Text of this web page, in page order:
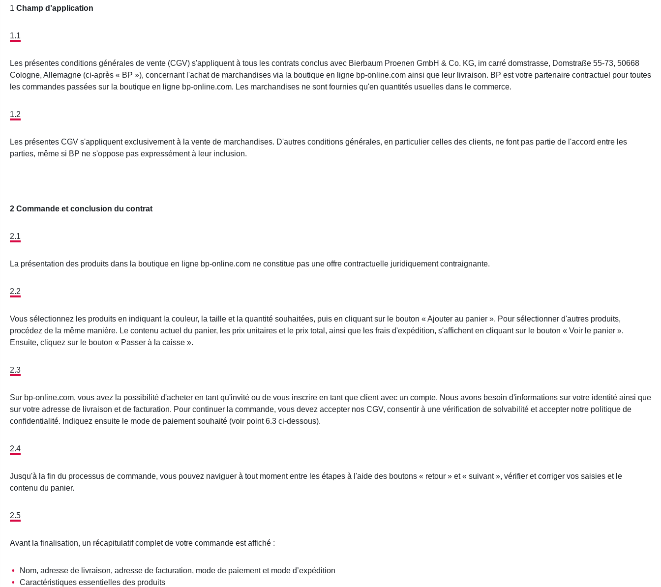
1 Champ d’application
1.1
Les présentes conditions générales de vente (CGV) s'appliquent à tous les contrats conclus avec Bierbaum Proenen GmbH & Co. KG, im carré domstrasse, Domstraße 55-73, 50668
Cologne, Allemagne (ci-après « BP »), concernant l'achat de marchandises via la boutique en ligne bp-online.com ainsi que leur livraison. BP est votre partenaire contractuel pour toutes
les commandes passées sur la boutique en ligne bp-online.com. Les marchandises ne sont fournies qu'en quantités usuelles dans le commerce.
1.2
Les présentes CGV s'appliquent exclusivement à la vente de marchandises. D'autres conditions générales, en particulier celles des clients, ne font pas partie de l'accord entre les
parties, même si BP ne s'oppose pas expressément à leur inclusion.
2 Commande et conclusion du contrat
2.1
La présentation des produits dans la boutique en ligne bp-online.com ne constitue pas une offre contractuelle juridiquement contraignante.
2.2
Vous sélectionnez les produits en indiquant la couleur, la taille et la quantité souhaitées, puis en cliquant sur le bouton « Ajouter au panier ». Pour sélectionner d'autres produits,
procédez de la même manière. Le contenu actuel du panier, les prix unitaires et le prix total, ainsi que les frais d'expédition, s'affichent en cliquant sur le bouton « Voir le panier ».
Ensuite, cliquez sur le bouton « Passer à la caisse ».
2.3
Sur bp-online.com, vous avez la possibilité d'acheter en tant qu'invité ou de vous inscrire en tant que client avec un compte. Nous avons besoin d'informations sur votre identité ainsi que
sur votre adresse de livraison et de facturation. Pour continuer la commande, vous devez accepter nos CGV, consentir à une vérification de solvabilité et accepter notre politique de
confidentialité. Indiquez ensuite le mode de paiement souhaité (voir point 6.3 ci-dessous).
2.4
Jusqu'à la fin du processus de commande, vous pouvez naviguer à tout moment entre les étapes à l'aide des boutons « retour » et « suivant », vérifier et corriger vos saisies et le
contenu du panier.
2.5
Avant la finalisation, un récapitulatif complet de votre commande est affiché :
Nom, adresse de livraison, adresse de facturation, mode de paiement et mode d’expédition
Caractéristiques essentielles des produits